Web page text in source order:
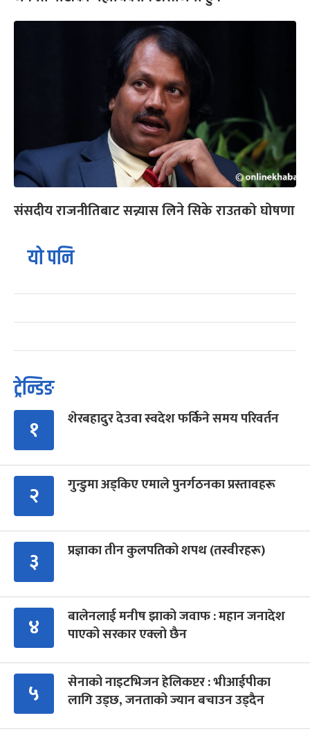
संसदीय राजनीतिबाट सन्न्यास लिने सिके राउतको घोषणा
यो पनि
ट्रेन्डिङ
१ शेरबहादुर देउवा स्वदेश फर्किने समय परिवर्तन
२ गुन्डुमा अड्किए एमाले पुनर्गठनका प्रस्तावहरू
३ प्रज्ञाका तीन कुलपतिको शपथ (तस्वीरहरू)
४
बालेनलाई मनीष झाको जवाफ : महान जनादेश
पाएको सरकार एक्लो छैन
५
सेनाको नाइटभिजन हेलिकप्टर : भीआईपीका
लागि उड्छ, जनताको ज्यान बचाउन उड्दैन